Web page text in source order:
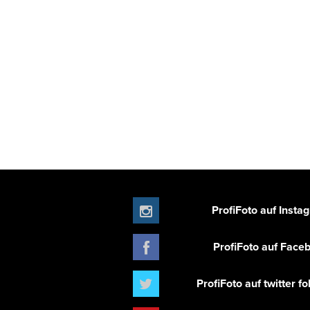
ProfiFoto auf
ProfiFoto auf
ProfiFoto auf twitter